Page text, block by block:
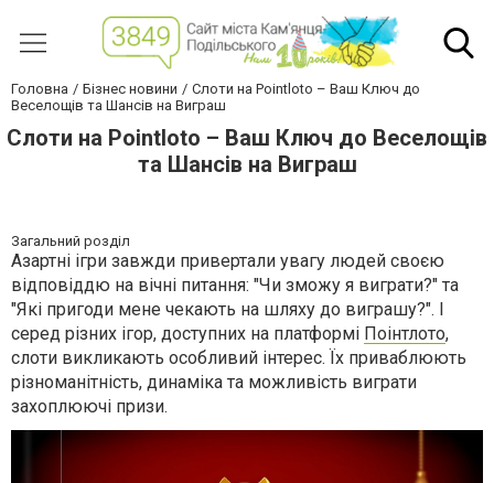
Головна Бізнес новини
Слоти на Pointloto – Ваш Ключ до
Веселощів та Шансів на Виграш
Слоти на Pointloto – Ваш Ключ до Веселощів
та Шансів на Виграш
Загальний розділ
Азартні ігри завжди привертали увагу людей своєю
відповіддю на вічні питання: "Чи зможу я виграти?" та
"Які пригоди мене чекають на шляху до виграшу?". І
серед різних ігор, доступних на платформі Поінтлото,
слоти викликають особливий інтерес. Їх приваблюють
різноманітність, динаміка та можливість виграти
захоплюючі призи.